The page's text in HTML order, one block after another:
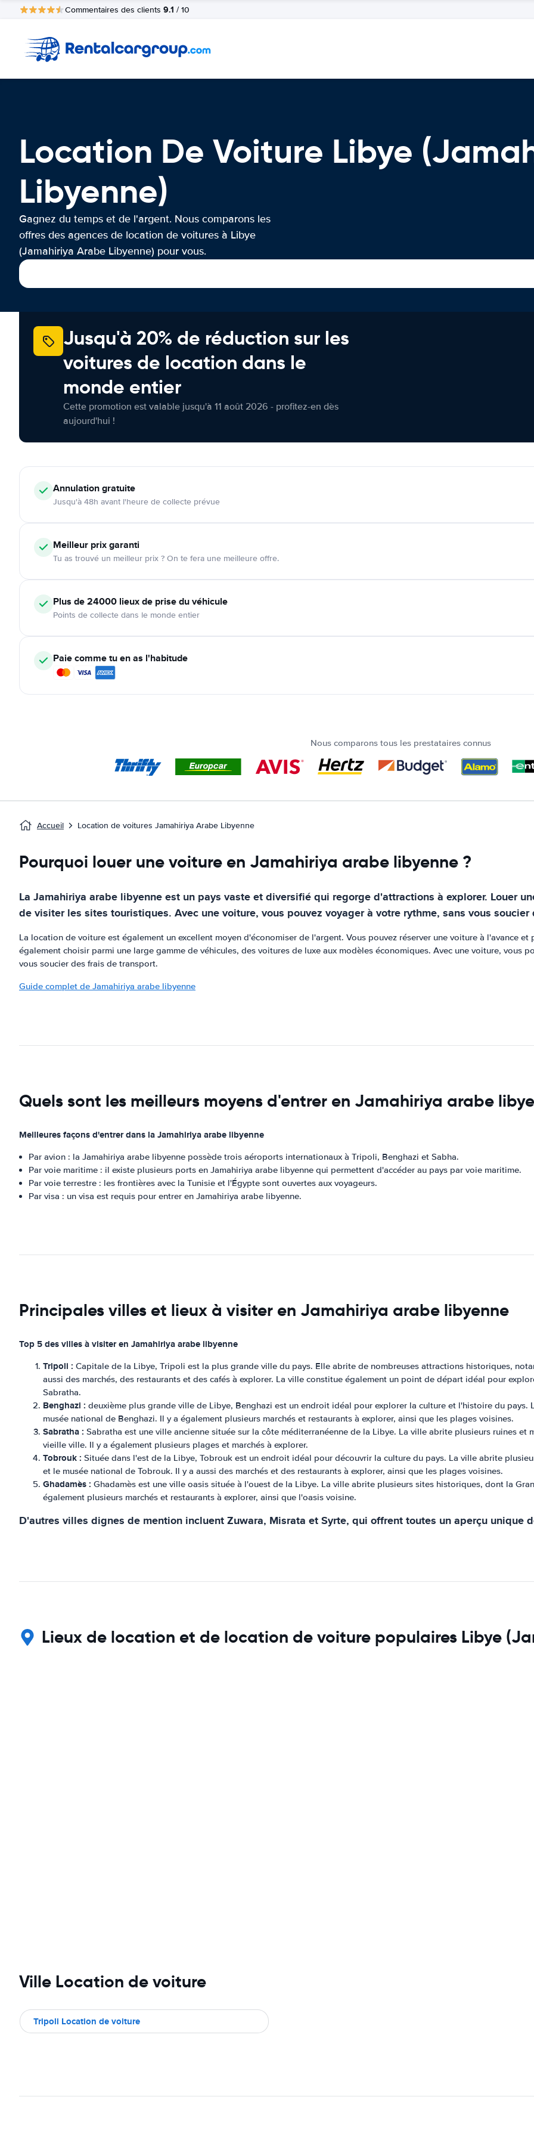
Commentaires des clients 9.1 / 10
Location De Voiture Libye
Libyenne)
Gagnez du temps et de l'argent. Nous comparons les
offres des agences de location de voitures à Libye
(Jamahiriya Arabe Libyenne) pour vous.
Jusqu'à 20% de réduction sur les
voitures de location dans le
monde entier
Cette promotion est valable jusqu'à 11 août 2026 - profitez-en dès
aujourd'hui !
Annulationgratuite
Jusqu'à 48h avant l'heure de collecte prévue
Meilleur prix garanti
Tu as trouvé un meilleur prix ? On te fera une meilleure offre.
Plus de 24000 lieux de prise du véhicule
Points de collecte dans le monde entier
Paie comme tu en as l'habitude
Nous comparons tous les prestataires connus
Accueil Location de voitures Jamahiriya Arabe Libyenne
Pourquoi louer une voiture en Jamahiriya arabe libyenne ?
La Jamahiriya arabe libyenne est un pays vaste et diversifié qui regorge d'attractions à explorer. Louer
de visiter les sites touristiques. Avec une voiture, vous pouvez voyager à votre rythme, sans vous
La location de voiture est également un excellent moyen d'économiser de l'argent. Vous pouvez réserver une voiture à l'avance
également choisir parmi une large gamme de véhicules, des voitures de luxe aux modèles économiques. Avec une voiture, vous
vous soucier des frais de transport.
Guide complet de Jamahiriya arabe libyenne
Quels sont les meilleurs moyens d'entrer en Jamahiriya arabe
Meilleures façons d'entrer dans la Jamahiriya arabe libyenne
Par avion : la Jamahiriya arabe libyenne possède trois aéroports internationaux à Tripoli, Benghazi et Sabha.
Par voie maritime : il existe plusieurs ports en Jamahiriya arabe libyenne qui permettent d'accéder au pays par voie maritime.
Par voie terrestre : les frontières avec la Tunisie et l'Égypte sont ouvertes aux voyageurs.
Par visa : un visa est requis pour entrer en Jamahiriya arabe libyenne.
Principales villes et lieux à visiter en Jamahiriya arabe libyenne
Top 5 des villes à visiter en Jamahiriya arabe libyenne
Tripoli : Capitale de la Libye, Tripoli est la plus grande ville du pays. Elle abrite de nombreuses attractions historiques,
aussi des marchés, des restaurants et des cafés à explorer. La ville constitue également un point de départ idéal pour
Sabratha.
Benghazi : deuxième plus grande ville de Libye, Benghazi est un endroit idéal pour explorer la culture et l'histoire du
musée national de Benghazi. Il y a également plusieurs marchés et restaurants à explorer, ainsi que les plages voisines.
Sabratha : Sabratha est une ville ancienne située sur la côte méditerranéenne de la Libye. La ville abrite plusieurs ruines
vieille ville. Il y a également plusieurs plages et marchés à explorer.
Tobrouk : Située dans l'est de la Libye, Tobrouk est un endroit idéal pour découvrir la culture du pays. La ville abrite
et le musée national de Tobrouk. Il y a aussi des marchés et des restaurants à explorer, ainsi que les plages voisines.
Ghadamès : Ghadamès est une ville oasis située à l'ouest de la Libye. La ville abrite plusieurs sites historiques, dont la
également plusieurs marchés et restaurants à explorer, ainsi que l'oasis voisine.
D'autres villes dignes de mention incluent Zuwara, Misrata et Syrte, qui offrent toutes un aperçu unique
Lieux de location et de location de voiture populaires Libye
Ville Location de voiture
Tripoli Location de voiture